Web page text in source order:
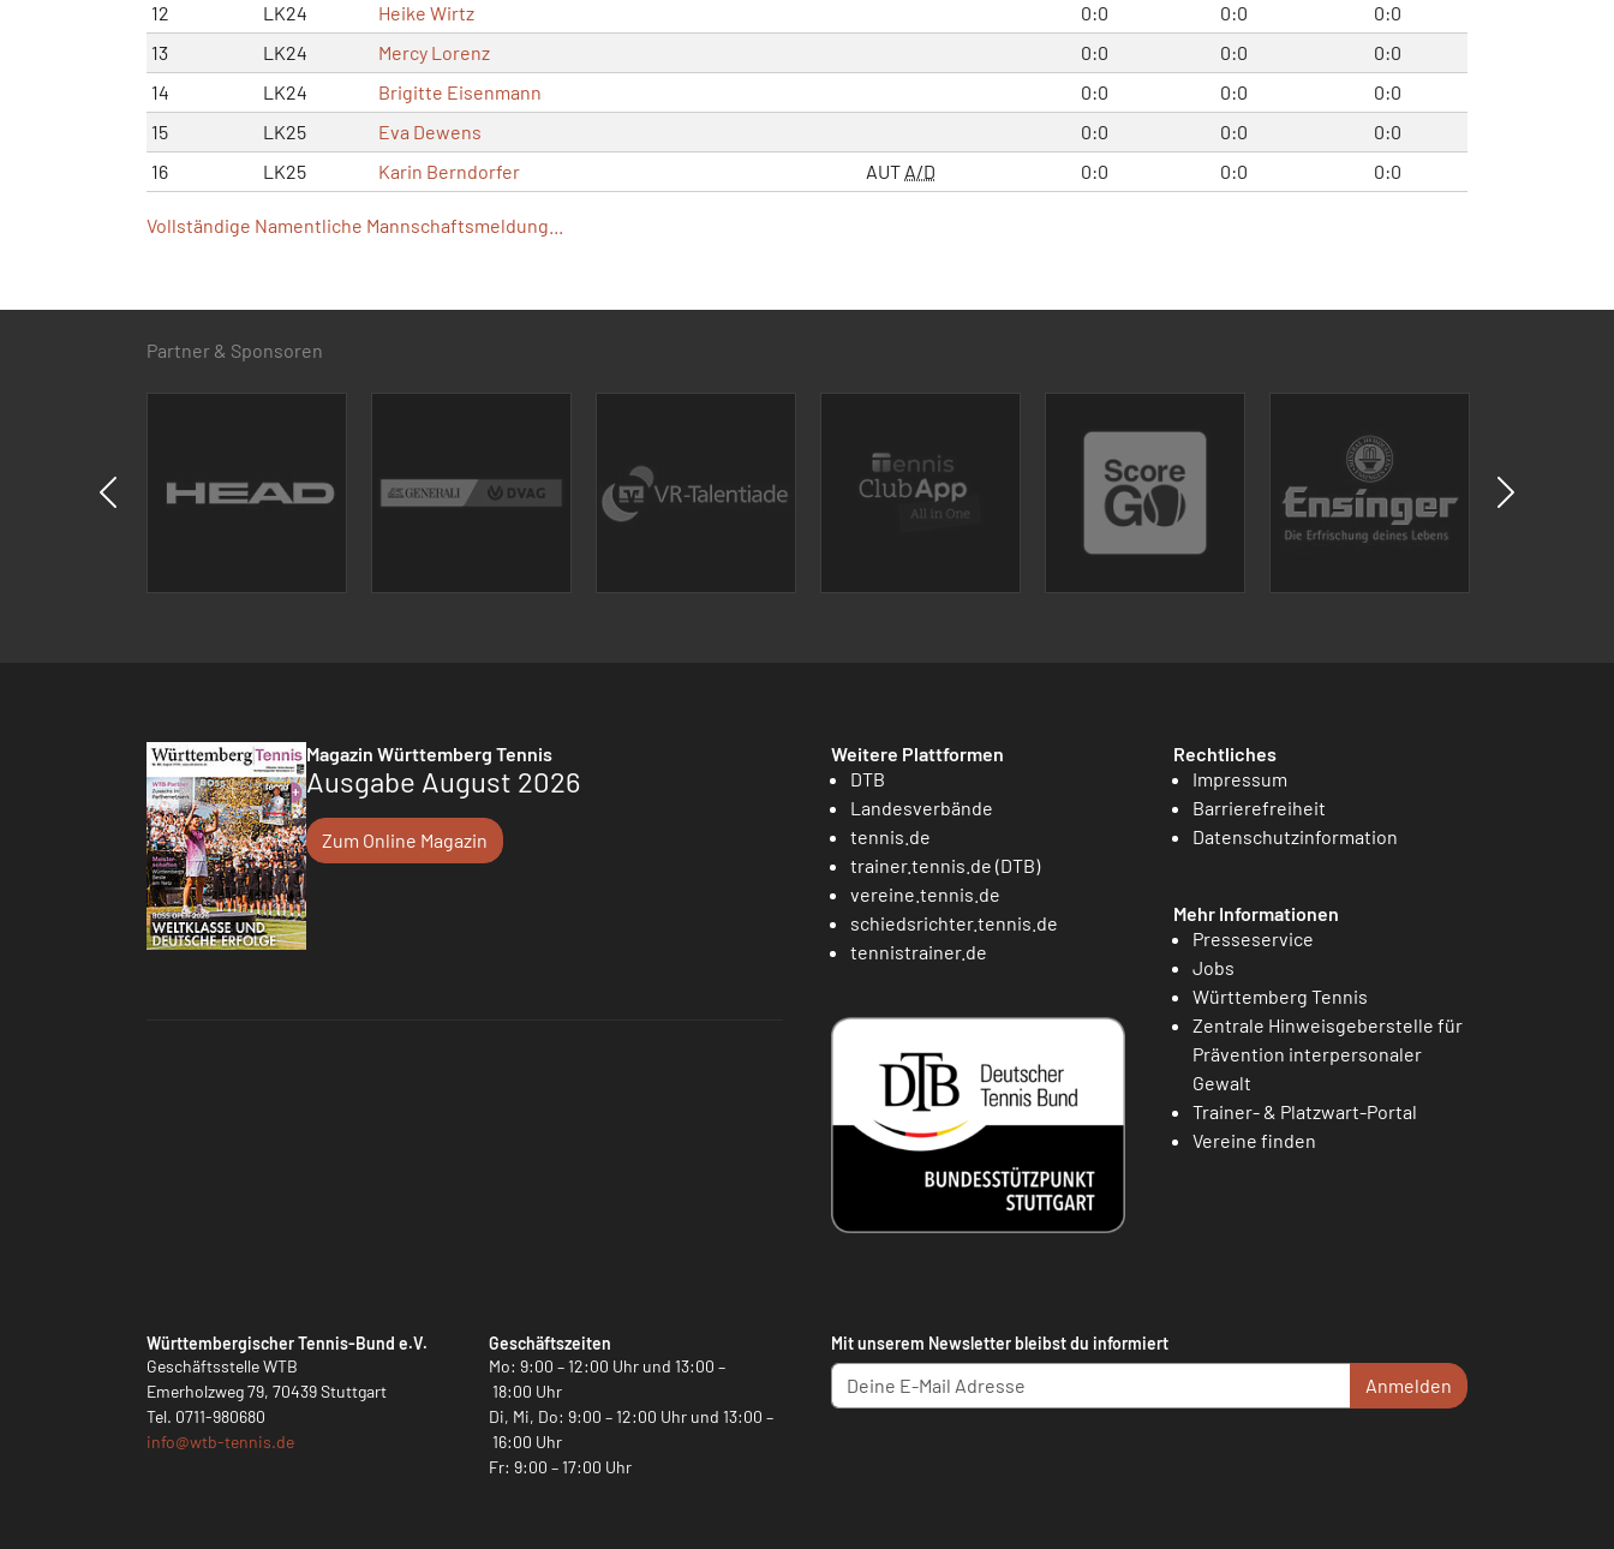
12
LK24 Heike Wirtz 0:0 0:0
0:0
13
LK24 Mercy Lorenz 0:0 0:0
0:0
14
LK24 Brigitte Eisenmann 0:0 0:0
0:0
15
LK25 Eva Dewens 0:0 0:0
0:0
16
LK25 Karin Berndorfer AUT A/D 0:0 0:0 0:0
Vollständige Namentliche Mannschaftsmeldung...
Partner & Sponsoren
Magazin Württemberg Tennis
Ausgabe August 2026
Zum Online Magazin
Weitere Plattformen
DTB
Landesverbände
tennis.de
trainer.tennis.de (DTB)
vereine.tennis.de
schiedsrichter.tennis.de
tennistrainer.de
Rechtliches
Impressum
Barrierefreiheit
Datenschutzinformation
Mehr Informationen
Presseservice
Jobs
Württemberg Tennis
Zentrale Hinweisgeberstelle für
Prävention interpersonaler
Gewalt
Trainer- & Platzwart-Portal
Vereine finden
Württembergischer Tennis-Bund e.V.
Geschäftsstelle WTB
Emerholzweg 79, 70439 Stuttgart
Tel. 0711-980680
info@wtb-tennis.de
Geschäftszeiten
Mo: 9:00 – 12:00 Uhr und 13:00 –
18:00 Uhr
Di, Mi, Do: 9:00 – 12:00 Uhr und 13:00 –
16:00 Uhr
Fr: 9:00 – 17:00 Uhr
Mit unserem Newsletter bleibst du informiert
Anmelden